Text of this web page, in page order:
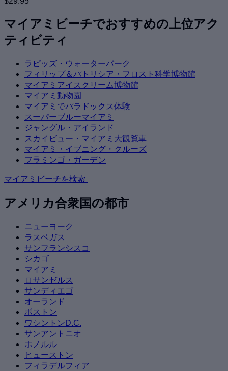
マイアミビーチでおすすめの上位アク
ティビティ
ラピッズ・ウォーターパーク
フィリップ＆パトリシア・フロスト科学博物館
マイアミアイスクリーム博物館
マイアミ動物園
マイアミでパラドックス体験
スーパーブルーマイアミ
ジャングル・アイランド
スカイビュー・マイアミ大観覧車
マイアミ・イブニング・クルーズ
フラミンゴ・ガーデン
マイアミビーチを検索
アメリカ合衆国の都市
ニューヨーク
ラスベガス
サンフランシスコ
シカゴ
マイアミ
ロサンゼルス
サンディエゴ
オーランド
ボストン
ワシントンD.C.
サンアントニオ
ホノルル
ヒューストン
フィラデルフィア